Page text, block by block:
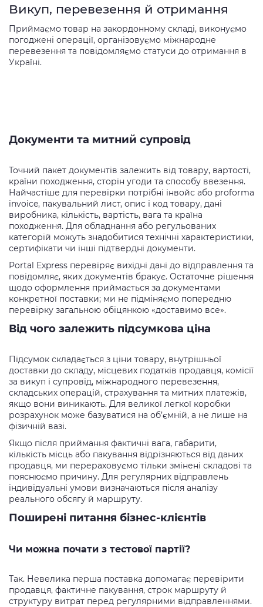
Викуп, перевезення й отримання
Приймаємо товар на закордонному складі, виконуємо
погоджені операції, організовуємо міжнародне
перевезення та повідомляємо статуси до отримання в
Україні.
Документи та митний супровід
Точний пакет документів залежить від товару, вартості,
країни походження, сторін угоди та способу ввезення.
Найчастіше для перевірки потрібні інвойс або proforma
invoice, пакувальний лист, опис і код товару, дані
виробника, кількість, вартість, вага та країна
походження. Для обладнання або регульованих
категорій можуть знадобитися технічні характеристики,
сертифікати чи інші підтвердні документи.
Portal Express перевіряє вихідні дані до відправлення та
повідомляє, яких документів бракує. Остаточне рішення
щодо оформлення приймається за документами
конкретної поставки; ми не підміняємо попередню
перевірку загальною обіцянкою «доставимо все».
Від чого залежить підсумкова ціна
Підсумок складається з ціни товару, внутрішньої
доставки до складу, місцевих податків продавця, комісії
за викуп і супровід, міжнародного перевезення,
складських операцій, страхування та митних платежів,
якщо вони виникають. Для великої легкої коробки
розрахунок може базуватися на об’ємній, а не лише на
фізичній вазі.
Якщо після приймання фактичні вага, габарити,
кількість місць або пакування відрізняються від даних
продавця, ми перераховуємо тільки змінені складові та
пояснюємо причину. Для регулярних відправлень
індивідуальні умови визначаються після аналізу
реального обсягу й маршруту.
Поширені питання бізнес-клієнтів
Чи можна почати з тестової партії?
Так. Невелика перша поставка допомагає перевірити
продавця, фактичне пакування, строк маршруту й
структуру витрат перед регулярними відправленнями.